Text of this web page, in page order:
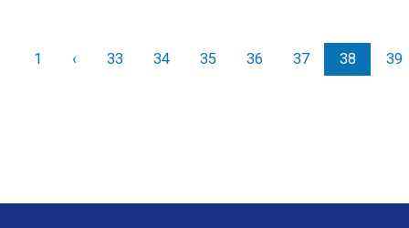
1 ‹Назад
33 34 35 36 37 38 39